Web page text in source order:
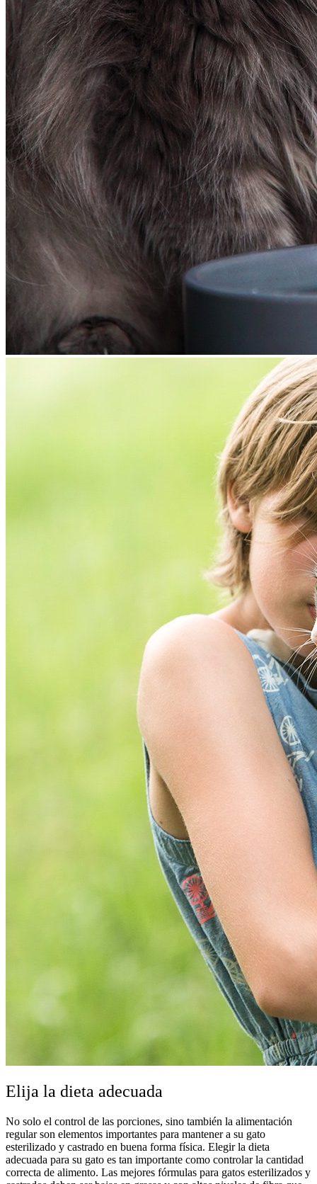
Elija la dieta adecuada
No solo el control de las porciones, sino también la alimentación
regular son elementos importantes para mantener a su gato
esterilizado y castrado en buena forma física. Elegir la dieta
adecuada para su gato es tan importante como controlar la cantidad
correcta de alimento. Las mejores fórmulas para gatos esterilizados y